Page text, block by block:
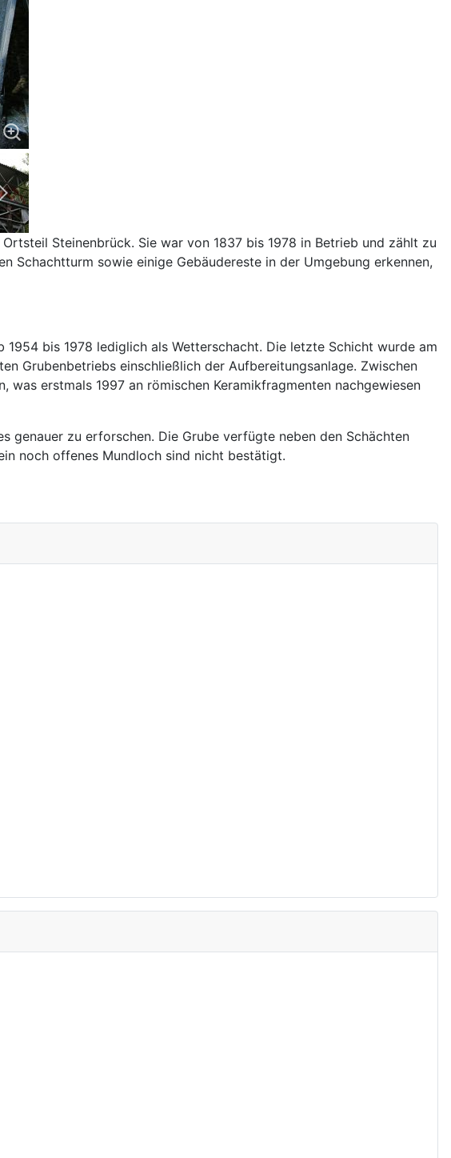
Steinenbrück. Sie war von 1837 bis 1978 in Betrieb und zählt zu
Schachtturm sowie einige Gebäudereste in der Umgebung erkennen,
bis 1978 lediglich als Wetterschacht. Die letzte Schicht wurde am
Grubenbetriebs einschließlich der Aufbereitungsanlage. Zwischen
erstmals 1997 an römischen Keramikfragmenten nachgewiesen
genauer zu erforschen. Die Grube verfügte neben den Schächten
noch offenes Mundloch sind nicht bestätigt.